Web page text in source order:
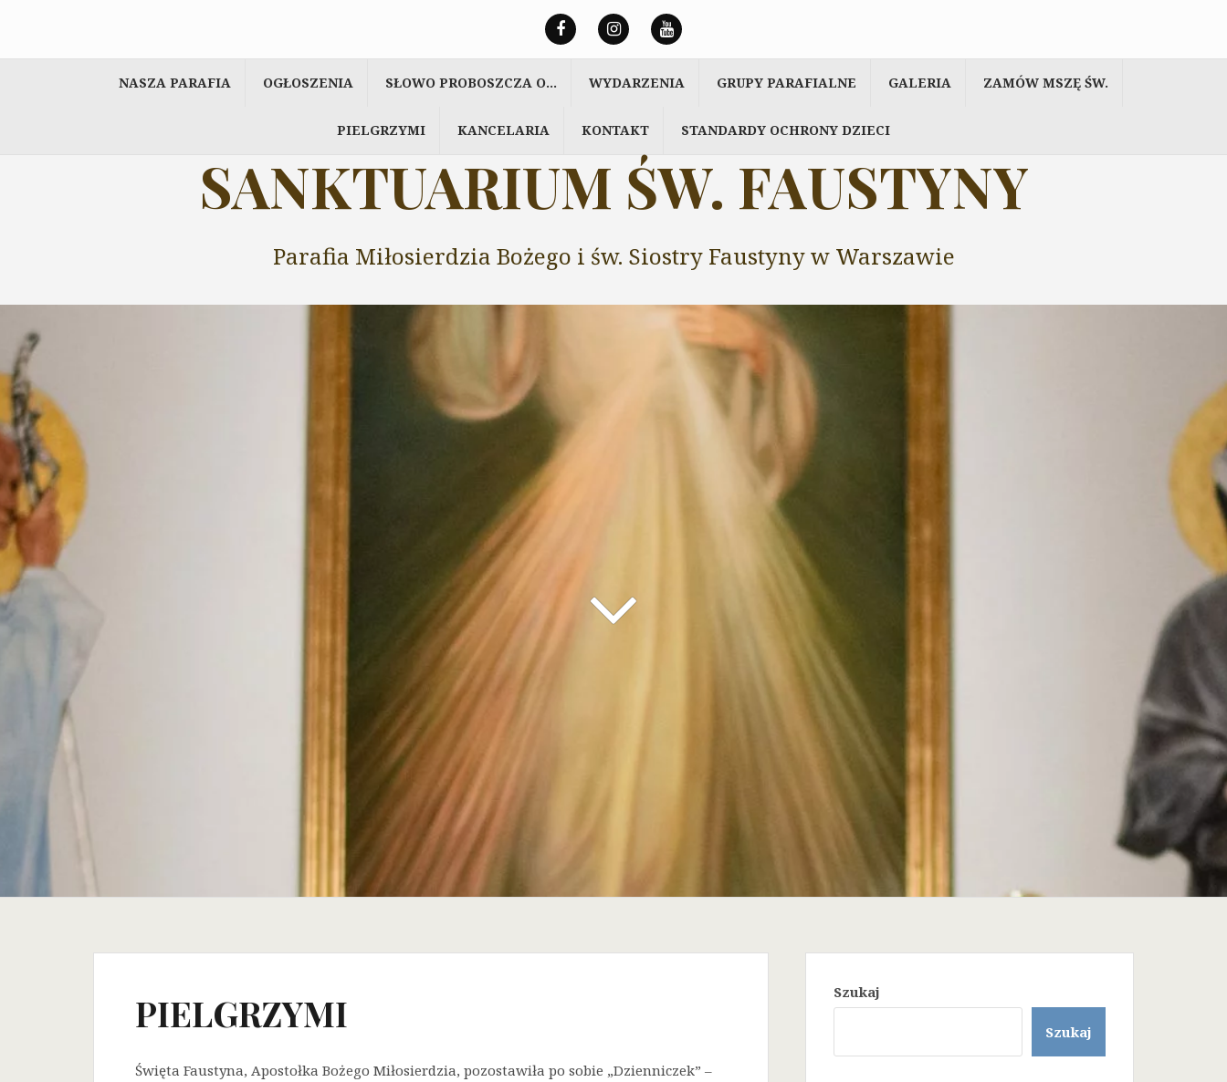
treści
NASZA PARAFIA OGŁOSZENIA SŁOWO PROBOSZCZA O… WYDARZENIA GRUPY PARAFIALNE GALERIA ZAMÓW MSZĘ ŚW.
PIELGRZYMI KANCELARIA KONTAKT STANDARDY OCHRONY DZIECI
SANKTUARIUM ŚW. FAUSTYNY
Parafia Miłosierdzia Bożego i św. Siostry Faustyny w Warszawie
PIELGRZYMI
Święta Faustyna, Apostołka Bożego Miłosierdzia, pozostawiła po sobie „Dzienniczek” –
Szukaj
Szukaj